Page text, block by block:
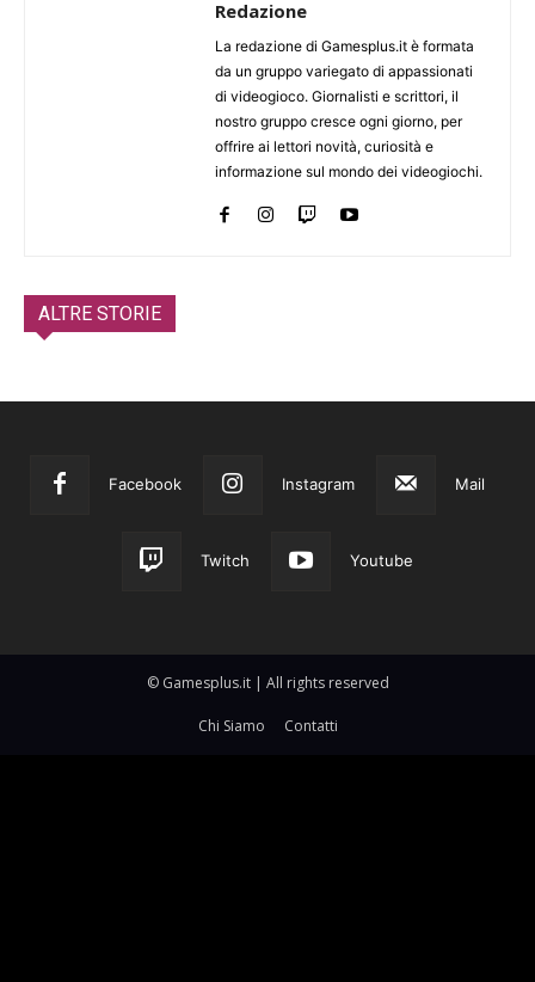
Redazione
La redazione di Gamesplus.it è formata
da un gruppo variegato di appassionati
di videogioco. Giornalisti e scrittori, il
nostro gruppo cresce ogni giorno, per
offrire ai lettori novità, curiosità e
informazione sul mondo dei videogiochi.
ALTRE STORIE
Facebook Instagram Mail
Twitch Youtube
© Gamesplus.it | All rights reserved
Chi Siamo Contatti